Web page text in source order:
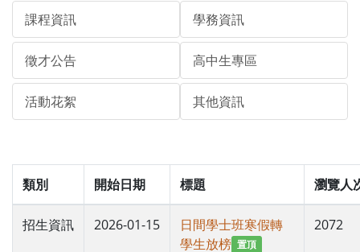
課程資訊 學務資訊
徵才公告 高中生專區
活動花絮 其他資訊
類別 開始日期 標題 瀏覽人
招生資訊 2026-01-15
日間學士班寒假轉
學生放榜 置頂
2072